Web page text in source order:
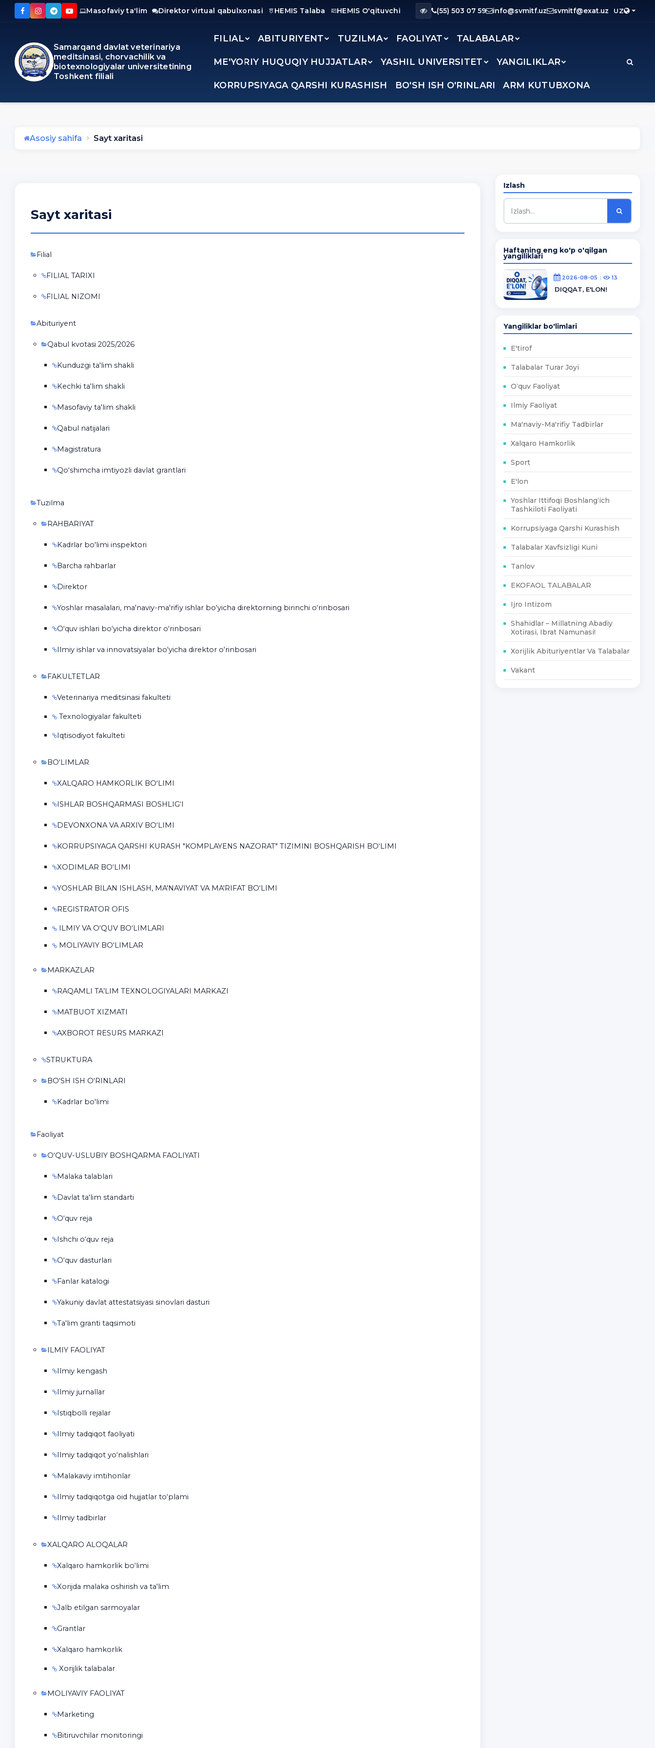
Masofaviy ta'lim Direktor virtual qabulxonasi HEMIS Talaba HEMIS O'qituvchi (55) 503 07 59 info@svmitf.uz svmitf@exat.uz UZ
Samarqand davlat veterinariya
meditsinasi, chorvachilik va
biotexnologiyalar universitetining
Toshkent filiali
FILIAL ABITURIYENT TUZILMA FAOLIYAT TALABALAR
ME'YORIY HUQUQIY HUJJATLAR YASHIL UNIVERSITET YANGILIKLAR
KORRUPSIYAGA QARSHI KURASHISH BO'SH ISH O'RINLARI ARM KUTUBXONA
Asosiy sahifa Sayt xaritasi
Sayt xaritasi
Filial
FILIAL TARIXI
FILIAL NIZOMI
Abituriyent
Qabul kvotasi 2025/2026
Kunduzgi ta'lim shakli
Kechki ta'lim shakli
Masofaviy ta'lim shakli
Qabul natijalari
Magistratura
Qo‘shimcha imtiyozli davlat grantlari
Tuzilma
RAHBARIYAT
Kadrlar bo'limi inspektori
Barcha rahbarlar
Direktor
Yoshlar masalalari, ma'naviy-ma'rifiy ishlar bo‘yicha direktorning birinchi o‘rinbosari
O‘quv ishlari bo‘yicha direktor o‘rinbosari
Ilmiy ishlar va innovatsiyalar bo‘yicha direktor o‘rinbosari
FAKULTETLAR
Veterinariya meditsinasi fakulteti
Texnologiyalar fakulteti
Iqtisodiyot fakulteti
BO‘LIMLAR
XALQARO HAMKORLIK BO‘LIMI
ISHLAR BOSHQARMASI BOSHLIG‘I
DEVONXONA VA ARXIV BO‘LIMI
KORRUPSIYAGA QARSHI KURASH "KOMPLAYENS NAZORAT" TIZIMINI BOSHQARISH BO‘LIMI
XODIMLAR BO‘LIMI
YOSHLAR BILAN ISHLASH, MA'NAVIYAT VA MA'RIFAT BO‘LIMI
REGISTRATOR OFIS
ILMIY VA O‘QUV BO‘LIMLARI
MOLIYAVIY BO‘LIMLAR
MARKAZLAR
RAQAMLI TA’LIM TEXNOLOGIYALARI MARKAZI
MATBUOT XIZMATI
AXBOROT RESURS MARKAZI
STRUKTURA
BO‘SH ISH O‘RINLARI
Kadrlar bo'limi
Faoliyat
O‘QUV-USLUBIY BOSHQARMA FAOLIYATI
Malaka talablari
Davlat ta'lim standarti
O‘quv reja
Ishchi o‘quv reja
O‘quv dasturlari
Fanlar katalogi
Yakuniy davlat attestatsiyasi sinovlari dasturi
Ta'lim granti taqsimoti
ILMIY FAOLIYAT
Ilmiy kengash
Ilmiy jurnallar
Istiqbolli rejalar
Ilmiy tadqiqot faoliyati
Ilmiy tadqiqot yo‘nalishlari
Malakaviy imtihonlar
Ilmiy tadqiqotga oid hujjatlar to‘plami
Ilmiy tadbirlar
XALQARO ALOQALAR
Xalqaro hamkorlik bo‘limi
Xorijda malaka oshirish va ta'lim
Jalb etilgan sarmoyalar
Grantlar
Xalqaro hamkorlik
Xorijlik talabalar
MOLIYAVIY FAOLIYAT
Marketing
Bitiruvchilar monitoringi
Izlash
Haftaning eng ko'p o'qilgan
yangiliklari
2026-08-05 13
DIQQAT, E'LON!
Yangiliklar bo'limlari
E'tirof
Talabalar Turar Joyi
O‘quv Faoliyat
Ilmiy Faoliyat
Ma'naviy-Ma'rifiy Tadbirlar
Xalqaro Hamkorlik
Sport
E'lon
Yoshlar Ittifoqi Boshlang‘ich
Tashkiloti Faoliyati
Korrupsiyaga Qarshi Kurashish
Talabalar Xavfsizligi Kuni
Tanlov
EKOFAOL TALABALAR
Ijro Intizom
Shahidlar – Millatning Abadiy
Xotirasi, Ibrat Namunasi!
Xorijlik Abituriyentlar Va Talabalar
Vakant